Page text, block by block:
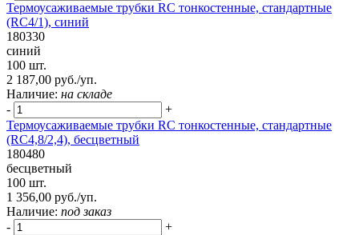
Термоусаживаемые трубки RC тонкостенные, стандартные
(RC4/1), синий
180330
синий
100 шт.
2 187,00 руб./уп.
Наличие: на складе
-
+
Термоусаживаемые трубки RC тонкостенные, стандартные
(RC4,8/2,4), бесцветный
180480
бесцветный
100 шт.
1 356,00 руб./уп.
Наличие: под заказ
-
+